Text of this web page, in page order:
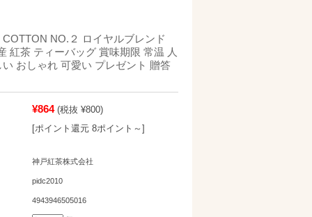
NO.２ ロイヤルブレンド
紅茶 ティーバッグ 賞味期限 常温 人
おしゃれ 可愛い プレゼント 贈答
¥864 (税抜 ¥800)
[ポイント還元 8ポイント～]
神戸紅茶株式会社
pidc2010
4943946505016